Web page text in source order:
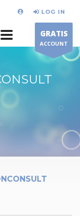
LOG IN
GRATIS
ACCOUNT